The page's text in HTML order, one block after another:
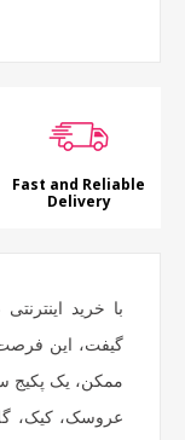
Fast and Reliable
Delivery
با خرید
گیفت، این
ممکن، یک پکیج
عروسک، کیک،